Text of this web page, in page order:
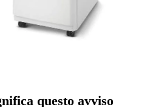
questo avviso